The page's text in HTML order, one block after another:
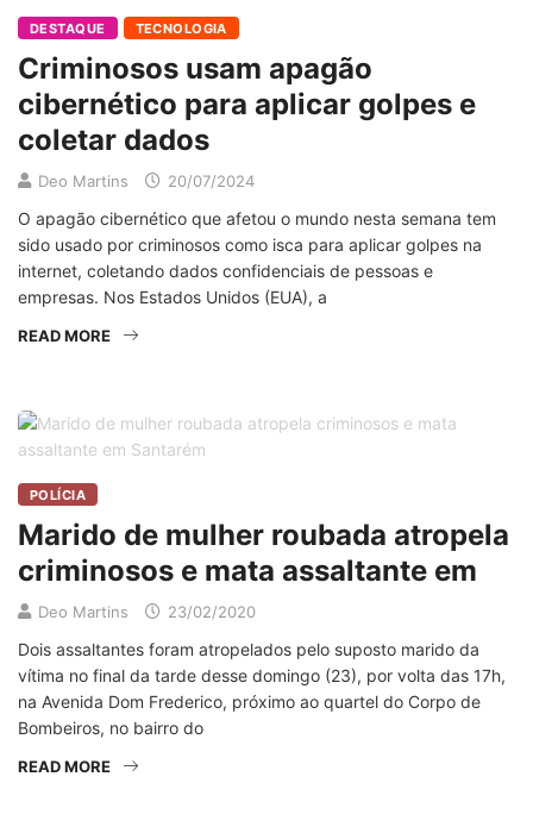
DESTAQUE TECNOLOGIA
Criminosos usam apagão
cibernético para aplicar golpes e
coletar dados
Deo Martins 20/07/2024
O apagão cibernético que afetou o mundo nesta semana tem
sido usado por criminosos como isca para aplicar golpes na
internet, coletando dados confidenciais de pessoas e
empresas. Nos Estados Unidos (EUA), a
READ MORE
POLÍCIA
Marido de mulher roubada atropela
criminosos e mata assaltante em
Deo Martins 23/02/2020
Dois assaltantes foram atropelados pelo suposto marido da
vítima no final da tarde desse domingo (23), por volta das 17h,
na Avenida Dom Frederico, próximo ao quartel do Corpo de
Bombeiros, no bairro do
READ MORE